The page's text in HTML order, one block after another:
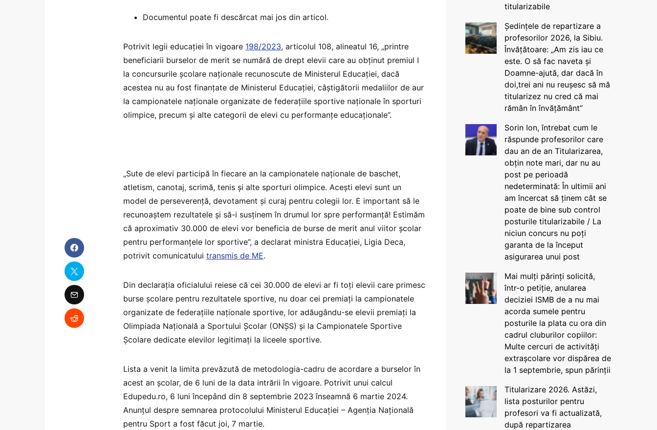
Documentul poate fi descărcat mai jos din articol.
Potrivit legii educației în vigoare 198/2023, articolul 108, alineatul 16, „printre
beneficiarii burselor de merit se numără de drept elevii care au obținut premiul I
la concursurile școlare naționale recunoscute de Ministerul Educației, dacă
acestea nu au fost finanțate de Ministerul Educației, câștigătorii medaliilor de aur
la campionatele naționale organizate de federațiile sportive naționale în sporturi
olimpice, precum și alte categorii de elevi cu performanțe educaționale”.
„Sute de elevi participă în fiecare an la campionatele naționale de baschet,
atletism, canotaj, scrimă, tenis și alte sporturi olimpice. Acești elevi sunt un
model de perseverență, devotament și curaj pentru colegii lor. E important să le
recunoaștem rezultatele și să-i susținem în drumul lor spre performanță! Estimăm
că aproximativ 30.000 de elevi vor beneficia de burse de merit anul viitor școlar
pentru performanțele lor sportive”, a declarat ministra Educației, Ligia Deca,
potrivit comunicatului transmis de ME.
Din declarația oficialului reiese că cei 30.000 de elevi ar fi toți elevii care primesc
burse școlare pentru rezultatele sportive, nu doar cei premiați la campionatele
organizate de federațiile naționale sportive, lor adăugându-se elevii premiați la
Olimpiada Națională a Sportului Școlar (ONȘS) și la Campionatele Sportive
Școlare dedicate elevilor legitimați la liceele sportive.
Lista a venit la limita prevăzută de metodologia-cadru de acordare a burselor în
acest an școlar, de 6 luni de la data intrării în vigoare. Potrivit unui calcul
Edupedu.ro, 6 luni începând din 8 septembrie 2023 înseamnă 6 martie 2024.
Anunțul despre semnarea protocolului Ministerul Educației – Agenția Națională
pentru Sport a fost făcut joi, 7 martie.
titularizabile
Ședințele de repartizare a
profesorilor 2026, la Sibiu.
Învățătoare: „Am zis iau ce
este. O să fac naveta și
Doamne-ajută, dar dacă în
doi,trei ani nu reușesc să mă
titularizez nu cred că mai
rămân în învățământ”
Sorin Ion, întrebat cum le
răspunde profesorilor care
dau an de an Titularizarea,
obțin note mari, dar nu au
post pe perioadă
nedeterminată: În ultimii ani
am încercat să ținem cât se
poate de bine sub control
posturile titularizabile / La
niciun concurs nu poți
garanta de la început
asigurarea unui post
Mai mulți părinți solicită,
într-o petiție, anularea
deciziei ISMB de a nu mai
acorda sumele pentru
posturile la plata cu ora din
cadrul cluburilor copiilor:
Multe cercuri de activități
extrașcolare vor dispărea de
la 1 septembrie, spun părinții
Titularizare 2026. Astăzi,
lista posturilor pentru
profesori va fi actualizată,
după repartizarea